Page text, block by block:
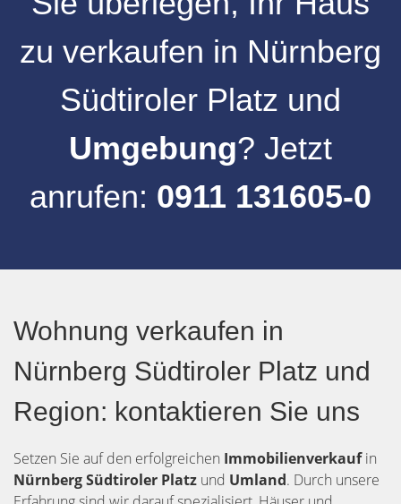
zu verkaufen in Nürnberg
Südtiroler Platz und
Umgebung? Jetzt
anrufen: 0911 131605-0
Wohnung verkaufen in
Nürnberg Südtiroler Platz und
Region: kontaktieren Sie uns
Setzen Sie auf den erfolgreichen Immobilienverkaufin
NürnbergSüdtiroler Platz und Umland. Durch unsere